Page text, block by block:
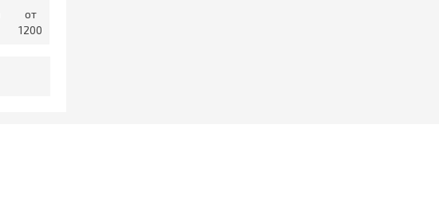
от
1200